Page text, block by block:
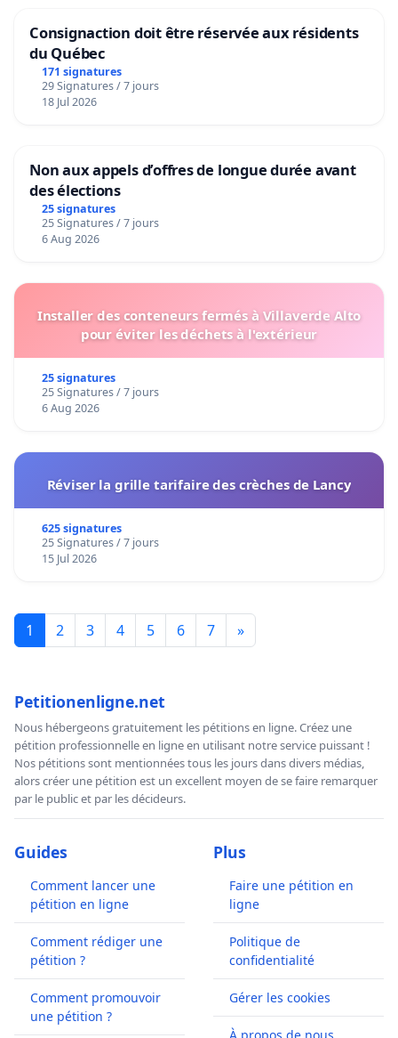
Consignaction doit être réservée aux résidents
du Québec
171 signatures
29 Signatures / 7 jours
18 Jul 2026
Non aux appels d’offres de longue durée avant
des élections
25 signatures
25 Signatures / 7 jours
6 Aug 2026
Installer des conteneurs fermés à Villaverde Alto
pour éviter les déchets à l'extérieur
25 signatures
25 Signatures / 7 jours
6 Aug 2026
Réviser la grille tarifaire des crèches de Lancy
625 signatures
25 Signatures / 7 jours
15 Jul 2026
1 2 3 4 5 6 7 »
Petitionenligne.net
Nous hébergeons gratuitement les pétitions en ligne. Créez une
pétition professionnelle en ligne en utilisant notre service puissant !
Nos pétitions sont mentionnées tous les jours dans divers médias,
alors créer une pétition est un excellent moyen de se faire remarquer
par le public et par les décideurs.
Guides
Comment lancer une
pétition en ligne
Comment rédiger une
pétition ?
Comment promouvoir
une pétition ?
Plus
Faire une pétition en
ligne
Politique de
confidentialité
Gérer les cookies
À propos de nous